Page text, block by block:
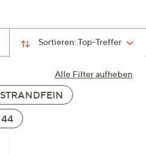
Sortieren:Top-Treffer
Alle Filter aufheben
STRANDFEIN
44